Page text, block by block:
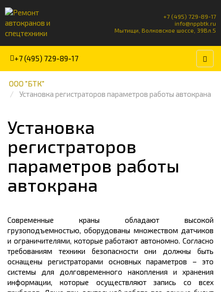
+7 (495) 729-89-17
info@nppbtk.ru
Мытищи, Волковское шоссе, 39Вл.5
+7 (495) 729-89-17
ООО "БТК"
Установка регистраторов параметров работы автокрана
Установка
регистраторов
параметров работы
автокрана
Современные краны обладают высокой
грузоподъемностью, оборудованы множеством датчиков
и ограничителями, которые работают автономно. Согласно
требованиям техники безопасности они должны быть
оснащены регистраторами основных параметров – это
системы для долговременного накопления и хранения
информации, которые осуществляют запись со всех